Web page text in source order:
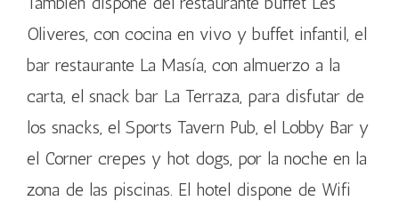
Oliveres, con cocina en vivo y buffet infantil, el
bar restaurante La Masía, con almuerzo a la
carta, el snack bar La Terraza, para disfutar de
los snacks, el Sports Tavern Pub, el Lobby Bar y
el Corner crepes y hot dogs, por la noche en la
zona de las piscinas. El hotel dispone de Wifi